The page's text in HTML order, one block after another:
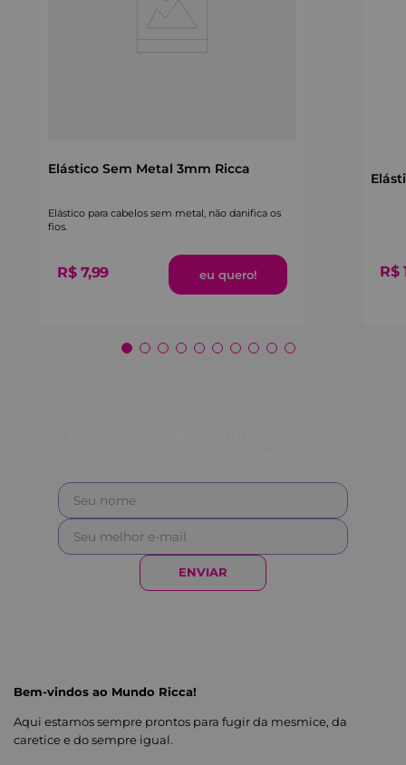
Elástico Sem Metal 3mm Ricca
Elástico para cabelos sem metal, não danifica os
fios.
R$ 7,99 R$
ENVIAR
Bem-vindos ao Mundo Ricca!
Aqui estamos sempre prontos para fugir da mesmice, da
caretice e do sempre igual.